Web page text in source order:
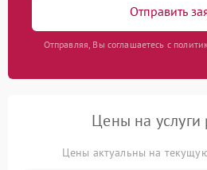
Отправить
Отправляя, Вы соглашаетесь с
Цены на услуги
Цены актуальны на